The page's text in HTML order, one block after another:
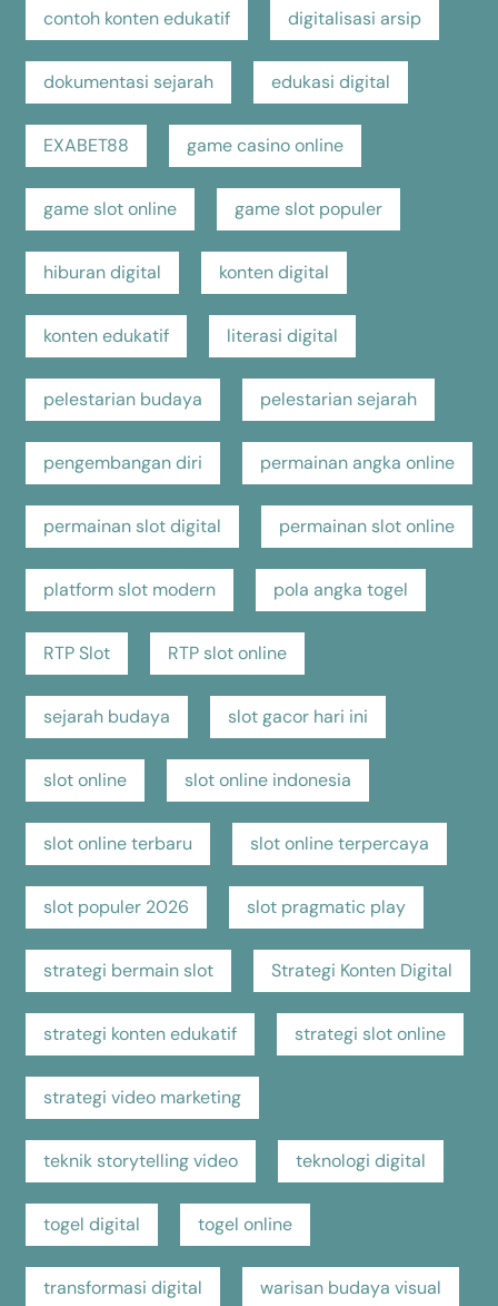
contoh konten edukatif digitalisasi arsip
dokumentasi sejarah edukasi digital
EXABET88 game casino online
game slot online game slot populer
hiburan digital konten digital
konten edukatif literasi digital
pelestarian budaya pelestarian sejarah
pengembangan diri permainan angka online
permainan slot digital permainan slot online
platform slot modern pola angka togel
RTP Slot RTP slot online
sejarah budaya slot gacor hari ini
slot online slot online indonesia
slot online terbaru slot online terpercaya
slot populer 2026 slot pragmatic play
strategi bermain slot Strategi Konten Digital
strategi konten edukatif strategi slot online
strategi video marketing
teknik storytelling video teknologi digital
togel digital togel online
transformasi digital warisan budaya visual